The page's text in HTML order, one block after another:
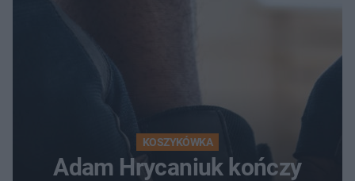
KOSZYKÓWKA
Adam Hrycaniuk kończy